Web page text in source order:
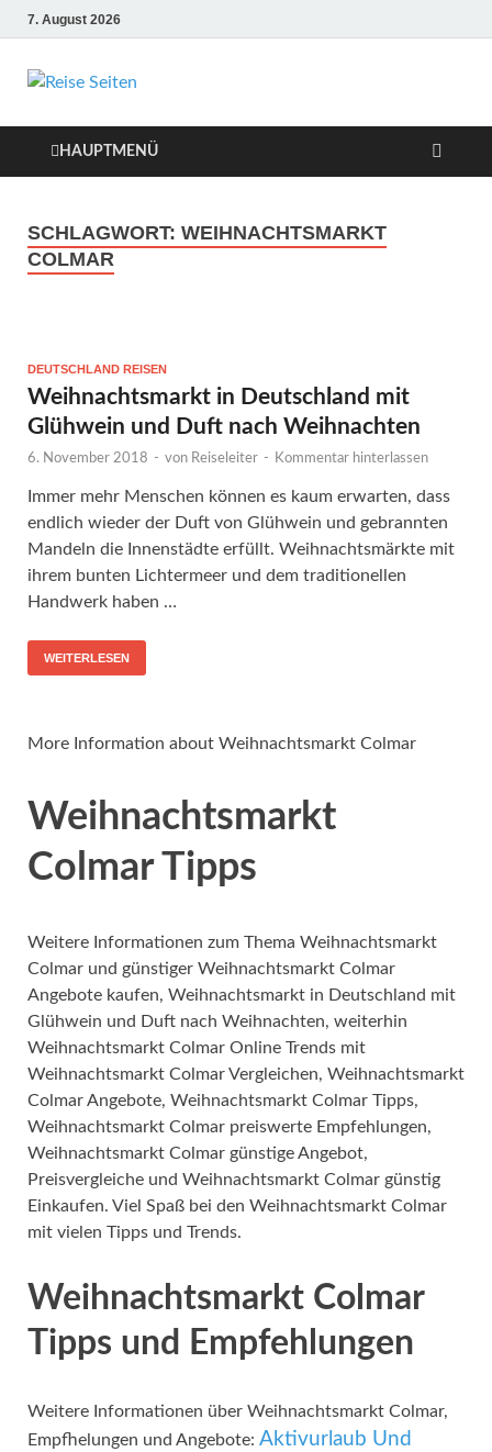
7. August 2026
Die besten Reise-
Webseiten für
Ihre perfekte
Reiseplanung
HAUPTMENÜ
SCHLAGWORT: WEIHNACHTSMARKT
COLMAR
DEUTSCHLAND REISEN
Weihnachtsmarkt in Deutschland mit
Glühwein und Duft nach Weihnachten
6. November 2018 - von Reiseleiter - Kommentar hinterlassen
Immer mehr Menschen können es kaum erwarten, dass
endlich wieder der Duft von Glühwein und gebrannten
Mandeln die Innenstädte erfüllt. Weihnachtsmärkte mit
ihrem bunten Lichtermeer und dem traditionellen
Handwerk haben …
WEITERLESEN
More Information about Weihnachtsmarkt Colmar
Weihnachtsmarkt
Colmar Tipps
Weitere Informationen zum Thema Weihnachtsmarkt
Colmar und günstiger Weihnachtsmarkt Colmar
Angebote kaufen, Weihnachtsmarkt in Deutschland mit
Glühwein und Duft nach Weihnachten, weiterhin
Weihnachtsmarkt Colmar Online Trends mit
Weihnachtsmarkt Colmar Vergleichen, Weihnachtsmarkt
Colmar Angebote, Weihnachtsmarkt Colmar Tipps,
Weihnachtsmarkt Colmar preiswerte Empfehlungen,
Weihnachtsmarkt Colmar günstige Angebot,
Preisvergleiche und Weihnachtsmarkt Colmar günstig
Einkaufen. Viel Spaß bei den Weihnachtsmarkt Colmar
mit vielen Tipps und Trends.
Weihnachtsmarkt Colmar
Tipps und Empfehlungen
Weitere Informationen über Weihnachtsmarkt Colmar,
Empfhelungen und Angebote: Aktivurlaub Und